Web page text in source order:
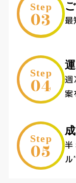
Step
03 最
Step
04
週
案
Step
05
ル